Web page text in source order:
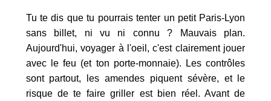
Tu te dis que tu pourrais tenter un petit Paris-Lyon
sans billet, ni vu ni connu ? Mauvais plan.
Aujourd'hui, voyager à l'oeil, c'est clairement jouer
avec le feu (et ton porte-monnaie). Les contrôles
sont partout, les amendes piquent sévère, et le
risque de te faire griller est bien réel. Avant de